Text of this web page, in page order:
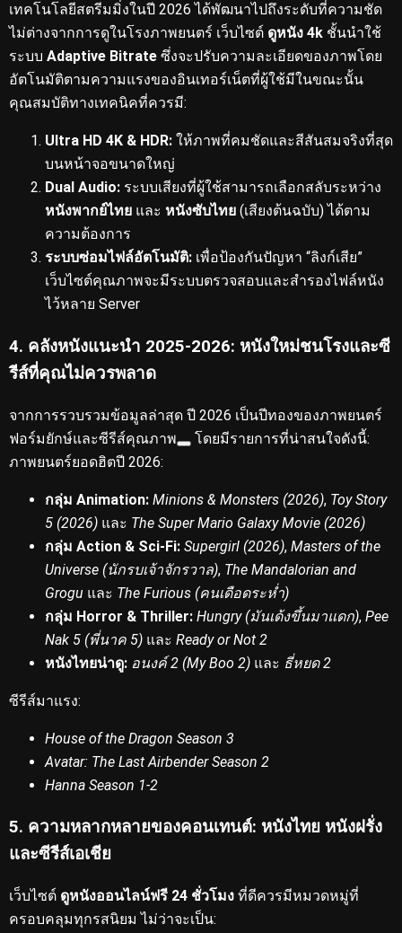
เทคโนโลยีสตรีมมิ่งในปี 2026 ได้พัฒนาไปถึงระดับที่ความชัด
ไม่ต่างจากการดูในโรงภาพยนตร์ เว็บไซต์ ดูหนัง 4k ชั้นนำใช้
ระบบ Adaptive Bitrate ซึ่งจะปรับความละเอียดของภาพโดย
อัตโนมัติตามความแรงของอินเทอร์เน็ตที่ผู้ใช้มีในขณะนั้น
คุณสมบัติทางเทคนิคที่ควรมี:
Ultra HD 4K & HDR: ให้ภาพที่คมชัดและสีสันสมจริงที่สุด
บนหน้าจอขนาดใหญ่
Dual Audio: ระบบเสียงที่ผู้ใช้สามารถเลือกสลับระหว่าง
หนังพากย์ไทย และ หนังซับไทย (เสียงต้นฉบับ) ได้ตาม
ความต้องการ
ระบบซ่อมไฟล์อัตโนมัติ: เพื่อป้องกันปัญหา “ลิงก์เสีย”
เว็บไซต์คุณภาพจะมีระบบตรวจสอบและสำรองไฟล์หนัง
ไว้หลาย Server
4. คลังหนังแนะนำ 2025-2026: หนังใหม่ชนโรงและซี
รีส์ที่คุณไม่ควรพลาด
จากการรวบรวมข้อมูลล่าสุด ปี 2026 เป็นปีทองของภาพยนตร์
ฟอร์มยักษ์และซีรีส์คุณภาพ
โดยมีรายการที่น่าสนใจดังนี้:
ภาพยนตร์ยอดฮิตปี 2026:
กลุ่ม Animation: Minions & Monsters (2026), Toy Story
5 (2026) และ The Super Mario Galaxy Movie (2026)
กลุ่ม Action & Sci-Fi: Supergirl (2026), Masters of the
Universe (นักรบเจ้าจักรวาล), The Mandalorian and
Grogu และ The Furious (คนเดือดระห่ำ)
กลุ่ม Horror & Thriller: Hungry (มันเด้งขึ้นมาแดก), Pee
Nak 5 (พี่นาค 5) และ Ready or Not 2
หนังไทยน่าดู: อนงค์ 2 (My Boo 2) และ ธี่หยด 2
ซีรีส์มาแรง:
House of the Dragon Season 3
Avatar: The Last Airbender Season 2
Hanna Season 1-2
5. ความหลากหลายของคอนเทนต์: หนังไทย หนังฝรั่ง
และซีรีส์เอเชีย
เว็บไซต์ ดูหนังออนไลน์ฟรี 24 ชั่วโมง ที่ดีควรมีหมวดหมู่ที่
ครอบคลุมทุกรสนิยม ไม่ว่าจะเป็น: